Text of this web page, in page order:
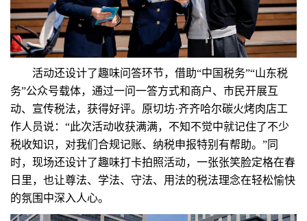
活动还设计了趣味问答环节，借助“中国税务”“山东税
务”公众号载体，通过一问一答方式和商户、市民开展互
动、宣传税法，获得好评。原切坊·齐齐哈尔碳火烤肉店工
作人员说：“此次活动收获满满，不知不觉中就记住了不少
税收知识，对我们合规记账、纳税申报特别有帮助。”同
时，现场还设计了趣味打卡拍照活动，一张张笑脸定格在春
日里，也让尊法、学法、守法、用法的税法理念在轻松愉快
的氛围中深入人心。